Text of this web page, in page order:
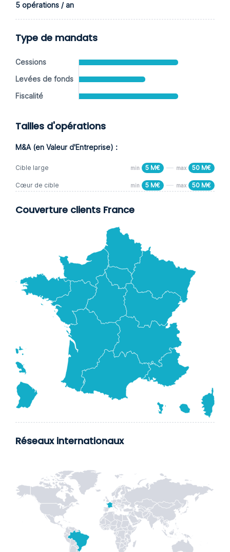
5 opérations / an
Type de mandats
Cessions
Levées de fonds
Fiscalité
Tailles d'opérations
M&A (en Valeur d'Entreprise) :
Cible large min 5 M€ max 50 M€
Cœur de cible min 5 M€ max 50 M€
Couverture clients France
Réseaux internationaux